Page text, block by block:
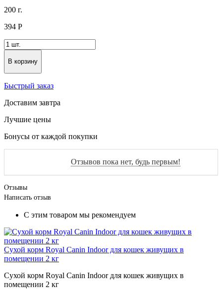
200 г.
394 Р
В корзину
Быстрый заказ
Доставим завтра
Лучшие цены
Бонусы от каждой покупки
Отзывов пока нет, будь первым!
Отзывы
Написать отзыв
С этим товаром мы рекомендуем
Сухой корм Royal Canin Indoor для кошек живущих в
помещении 2 кг
Сухой корм Royal Canin Indoor для кошек живущих в
помещении 2 кг